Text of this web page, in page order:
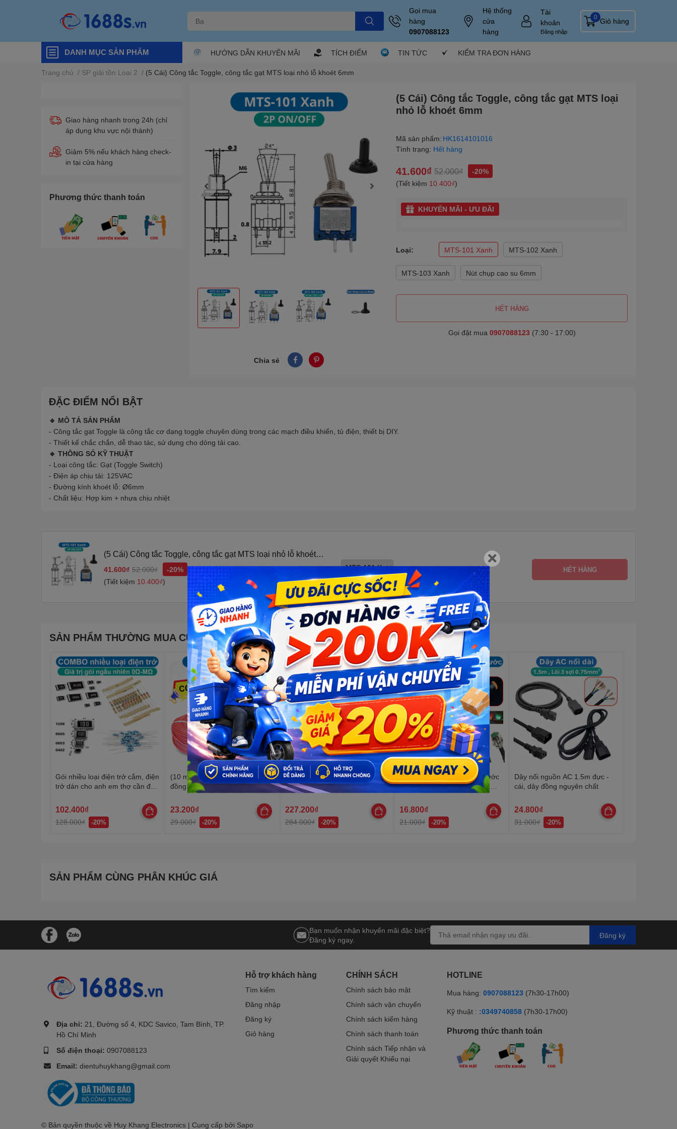
Gọi mua
hàng
0907088123
Hệ thống
cửa
hàng
Tài
khoản
Đăng nhập
Giỏ hàng
0
DANH MỤC SẢN PHẨM HƯỚNG DẪN KHUYẾN MÃI TÍCH ĐIỂM TIN TỨC KIỂM TRA ĐƠN HÀNG
Trang chủ / SP giải tồn Loại 2 / (5 Cái) Công tắc Toggle, công tắc gạt MTS loại nhỏ lỗ khoét 6mm
Giao hàng nhanh trong 24h (chỉ
áp dụng khu vực nội thành)
Giảm 5% nếu khách hàng check-
in tại cửa hàng
Phương thức thanh toán
Chia sẻ
(5 Cái) Công tắc Toggle, công tắc gạt MTS loại
nhỏ lỗ khoét 6mm
Mã sản phẩm: HK1614101016
Tình trạng: Hết hàng
41.600₫ 52.000₫
-20%
(Tiết kiệm 10.400₫)
KHUYẾN MÃI - ƯU ĐÃI
Loại: MTS-101 Xanh MTS-102 Xanh
MTS-103 Xanh Nút chụp cao su 6mm
HẾT HÀNG
Gọi đặt mua 0907088123 (7:30 - 17:00)
ĐẶC ĐIỂM NỔI BẬT
🔹 MÔ TẢ SẢN PHẨM
- Công tắc gạt Toggle là công tắc cơ dạng toggle chuyên dùng trong các mạch điều khiển, tủ điện, thiết bị DIY.
- Thiết kế chắc chắn, dễ thao tác, sử dụng cho dòng tải cao.
🔹 THÔNG SỐ KỸ THUẬT
- Loại công tắc: Gạt (Toggle Switch)
- Điện áp chịu tải: 125VAC
- Đường kính khoét lỗ: Ø6mm
- Chất liệu: Hợp kim + nhựa chịu nhiệt
(5 Cái) Công tắc Toggle, công tắc gạt MTS loại nhỏ lỗ khoét
6mm
41.600₫ 52.000₫
-20%
(Tiết kiệm 10.400₫)
HẾT HÀNG
SẢN PHẨM THƯỜNG MUA CÙNG
Gói nhiều loại điện trở cắm, điện
trở dán cho anh em thợ cần đủ
102.400₫
128.000₫ -20%
(10 mét) Dây điện PVC, 1 lõi
đồng si chì, nhiều lõi mạ thiếc,
20-22AWG
23.200₫
29.000₫ -20%
Kìm bấm cos ghim YTH dây
điện từ 30AWG-10AWG
227.200₫
284.000₫ -20%
LED vỏ inox nối có chống nước
12VDC,dây dài 20cm,đường
kính ren 8mm
16.800₫
21.000₫ -20%
Dây nối nguồn AC 1.5m đực -
cái, dây đồng nguyên chất
24.800₫
31.000₫ -20%
SẢN PHẨM CÙNG PHÂN KHÚC GIÁ
Bạn muốn nhận khuyến mãi đặc biệt?
Đăng ký ngay.
Đăng ký
Địa chỉ: 21, Đường số 4, KDC Savico, Tam Bình, TP.
Hồ Chí Minh
Số điện thoại: 0907088123
Email: dientuhuykhang@gmail.com
Hỗ trợ khách hàng
Tìm kiếm
Đăng nhập
Đăng ký
Giỏ hàng
CHÍNH SÁCH
Chính sách bảo mật
Chính sách vận chuyển
Chính sách kiểm hàng
Chính sách thanh toán
Chính sách Tiếp nhận và
Giải quyết Khiếu nại
HOTLINE
Mua hàng: 0907088123 (7h30-17h00)
Kỹ thuật : :0349740858 (7h30-17h00)
Phương thức thanh toán
© Bản quyền thuộc về Huy Khang Electronics | Cung cấp bởi Sapo